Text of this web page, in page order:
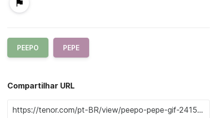
PEEPO PEPE
Compartilhar URL